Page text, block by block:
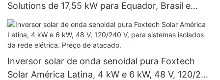
Solutions de 17,55 kW para Equador, Brasil e
Colômbia, sistema off-grid de 120 V.
Inversor solar de onda senoidal pura Foxtech
Solar América Latina, 4 kW e 6 kW, 48 V, 120/240